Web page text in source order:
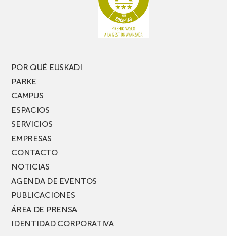
POR QUÉ EUSKADI
PARKE
CAMPUS
ESPACIOS
SERVICIOS
EMPRESAS
CONTACTO
NOTICIAS
AGENDA DE EVENTOS
PUBLICACIONES
ÁREA DE PRENSA
IDENTIDAD CORPORATIVA